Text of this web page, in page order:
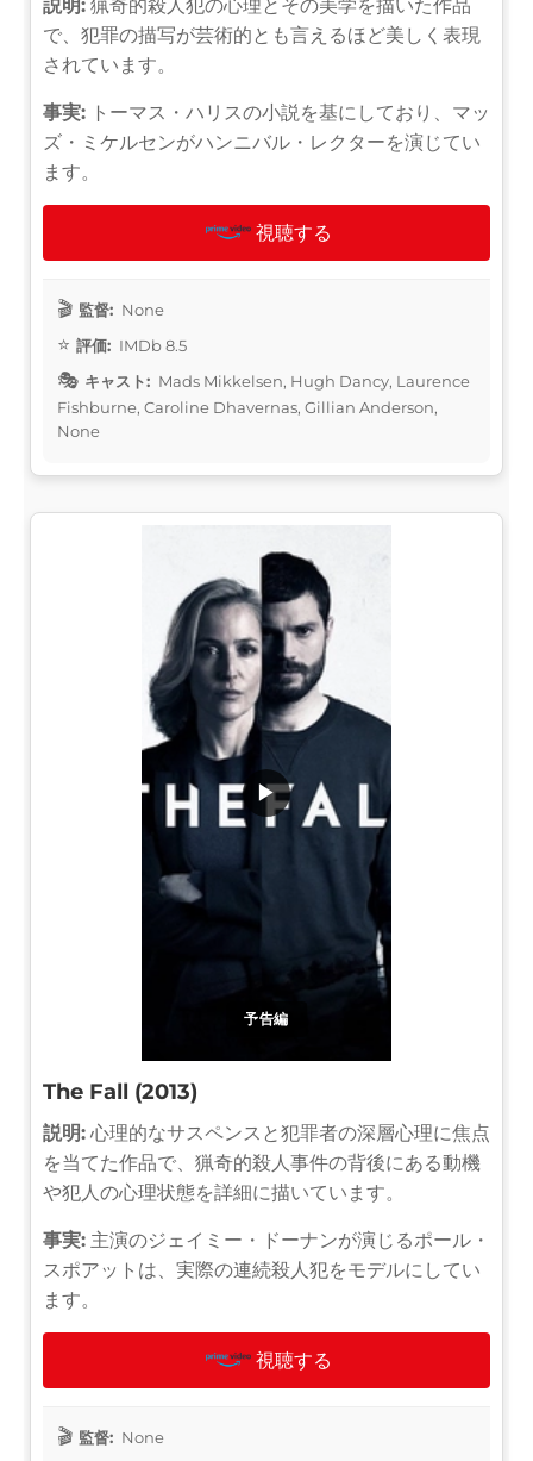
説明: 猟奇的殺人犯の心理とその美学を描いた作品
で、犯罪の描写が芸術的とも言えるほど美しく表現
されています。
事実: トーマス・ハリスの小説を基にしており、マッ
ズ・ミケルセンがハンニバル・レクターを演じてい
ます。
視聴する
監督: None
評価: IMDb 8.5
キャスト: Mads Mikkelsen, Hugh Dancy, Laurence
Fishburne, Caroline Dhavernas, Gillian Anderson,
None
予告編
▶
The Fall (2013)
説明: 心理的なサスペンスと犯罪者の深層心理に焦点
を当てた作品で、猟奇的殺人事件の背後にある動機
や犯人の心理状態を詳細に描いています。
事実: 主演のジェイミー・ドーナンが演じるポール・
スポアットは、実際の連続殺人犯をモデルにしてい
ます。
視聴する
監督: None